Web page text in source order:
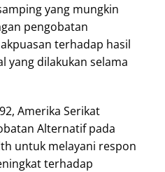
yang mungkin
pengobatan
terhadap hasil
yang dilakukan selama
Amerika Serikat
Alternatif pada
untuk melayani respon
terhadap